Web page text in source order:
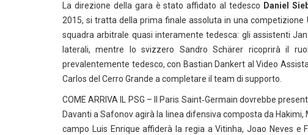
La direzione della gara è stato affidato al tedesco Daniel
2015, si tratta della prima finale assoluta in una competizione
squadra arbitrale quasi interamente tedesca: gli assistenti
laterali, mentre lo svizzero Sandro Schärer ricoprirà il
prevalentemente tedesco, con Bastian Dankert al Video
Carlos del Cerro Grande a completare il team di supporto.
COME ARRIVA IL PSG – Il Paris Saint‑Germain dovrebbe
Davanti a Safonov agirà la linea difensiva composta da
campo Luis Enrique affiderà la regia a Vitinha, Joao Neves e